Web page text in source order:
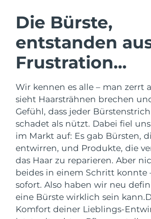
Die Bürste,
entstanden
Frustration...
Wir kennen es alle – man zerrt
sieht Haarsträhnen brechen
Gefühl, dass jeder
schadet als nützt. Dabei fiel
im Markt auf: Es gab Bürsten,
entwirren, und Produkte, die
das Haar zu reparieren. Aber
beides in einem Schritt konnte
sofort. Also haben wir neu
eine Bürste wirklich sein kann.
Komfort deiner Lieblings-
Gesichtsreinigung
Anti-aging massage
LUNA™ 4 Plus
Massage, LED heating
LUNA™ 4 Men
For men, anti-aging
Microcurrent toning
BEAR™ 2 go
Microcurrent toning on-
BEAR™ 2 eyes &
Microcurrent line
Hydratisierung
UFO™ 3 Set
Deep facial hydration
UFO™ 3 LED
Near-infrared and red
device
issa™ 4
Hybrid silicone sonic
issa™ 4 plus
Smart hybrid silicone
FAQ™ ANTI-AGING-
Anti-aging LED-
NEW
Australien
Bahrain
Belgien
Bermuda
Bosnien und
Herzegowina